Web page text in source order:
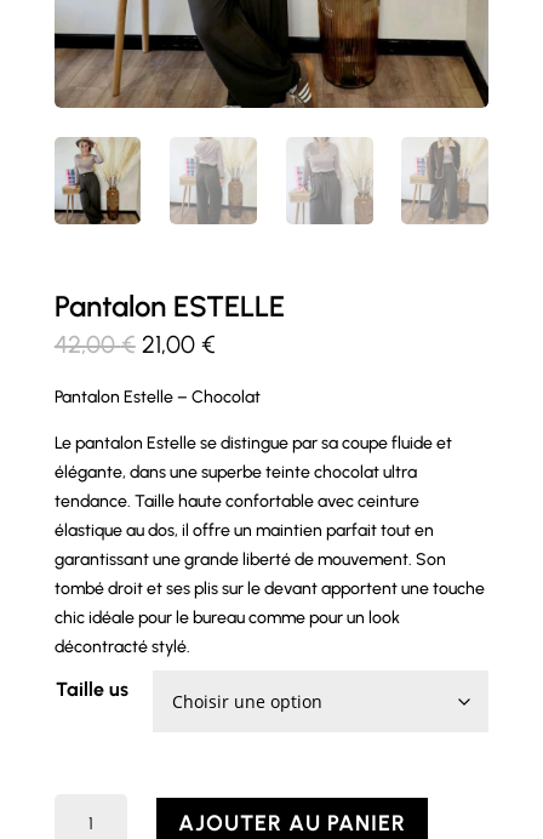
Pantalon ESTELLE
42,00€ Le
initial
était :
42,00 €.
21,00 €Le
actuel
est :
21,00 €.
Pantalon Estelle – Chocolat
Le pantalon Estelle se distingue par sa coupe fluide et
élégante, dans une superbe teinte chocolat ultra
tendance. Taille haute confortable avec ceinture
élastique au dos, il offre un maintien parfait tout en
garantissant une grande liberté de mouvement. Son
tombé droit et ses plis sur le devant apportent une touche
chic idéale pour le bureau comme pour un look
décontracté stylé.
Taille us
AJOUTER AU PANIER